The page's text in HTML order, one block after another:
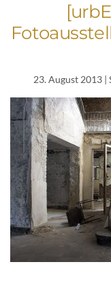
23. August 2013|